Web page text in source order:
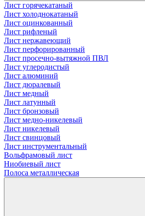
Лист горячекатаный
Лист холоднокатаный
Лист оцинкованный
Лист рифленый
Лист нержавеющий
Лист перфорированный
Лист просечно-вытяжной ПВЛ
Лист углеродистый
Лист алюминий
Лист дюралевый
Лист медный
Лист латунный
Лист бронзовый
Лист медно-никелевый
Лист никелевый
Лист свинцовый
Лист инструментальный
Вольфрамовый лист
Ниобиевый лист
Полоса металлическая